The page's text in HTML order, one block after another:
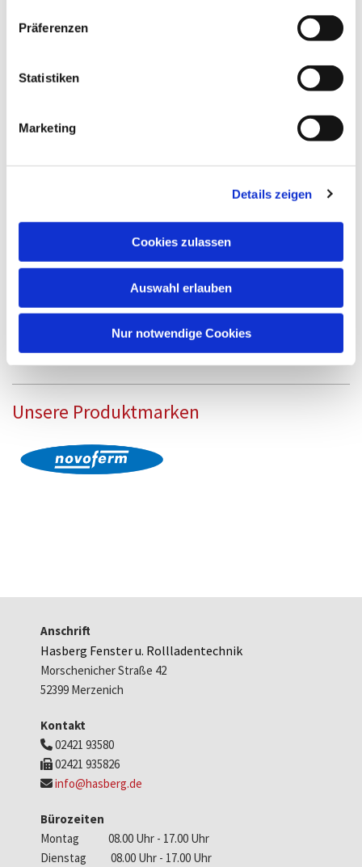
Präferenzen
Statistiken
Marketing
Details zeigen
Cookies zulassen
Auswahl erlauben
Nur notwendige Cookies
Garagentore
Unsere Produktmarken
Anschrift
Hasberg Fenster u. Rollladentechnik
Morschenicher Straße 42
52399 Merzenich
Kontakt
 02421 93580
 02421 935826
 info@hasberg.de
Bürozeiten
Montag 08.00 Uhr - 17.00 Uhr
Dienstag 08.00 Uhr - 17.00 Uhr